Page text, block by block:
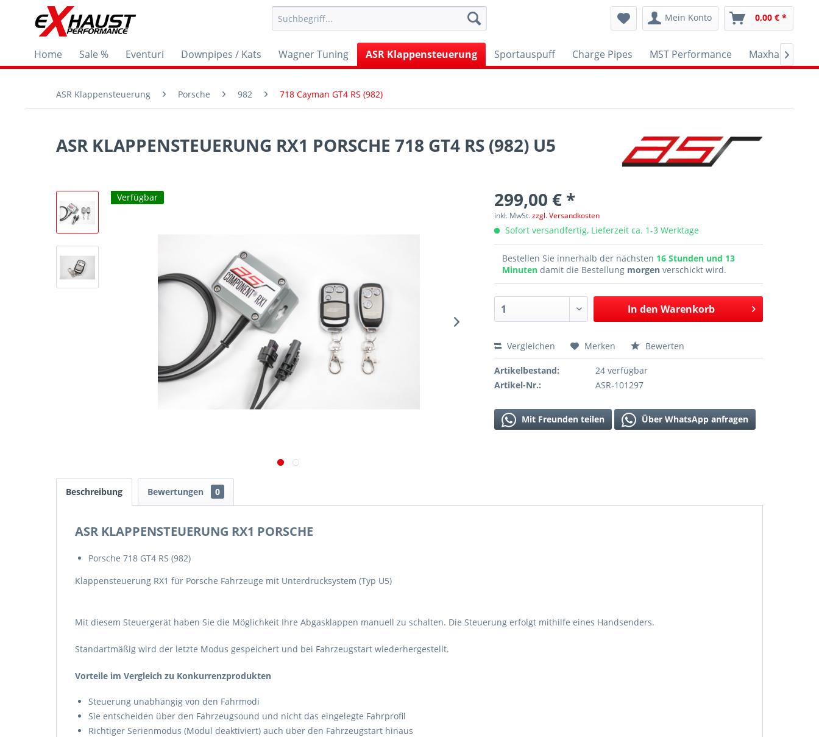
Mein Konto 0,00 € *
Home Sale % Eventuri Downpipes / Kats Wagner Tuning ASR Klappensteuerung Sportauspuff Charge Pipes MST Performance Maxhaust

ASR Klappensteuerung Porsche 982 718 Cayman GT4 RS (982)
ASR KLAPPENSTEUERUNG RX1 PORSCHE 718 GT4 RS (982) U5
Verfügbar 299,00 € *
inkl. MwSt.zzgl. Versandkosten
Sofort versandfertig, Lieferzeit ca. 1-3 Werktage
Bestellen Sie innerhalb der nächsten 16 Stunden und 13
Minutendamit die Bestellung morgen verschickt wird.
In den Warenkorb
Vergleichen Merken Bewerten
Artikelbestand:
24 verfügbar
Artikel-Nr.:
ASR-101297
Mit Freunden teilen Über WhatsApp anfragen
Beschreibung Bewertungen 0
ASR KLAPPENSTEUERUNG RX1 PORSCHE
Porsche 718 GT4 RS (982)
Klappensteuerung RX1 für Porsche Fahrzeuge mit Unterdrucksystem (Typ U5)
Mit diesem Steuergerät haben Sie die Möglichkeit Ihre Abgasklappen manuell zu schalten. Die Steuerung erfolgt mithilfe eines Handsenders.
Standartmäßig wird der letzte Modus gespeichert und bei Fahrzeugstart wiederhergestellt.
Vorteile im Vergleich zu Konkurrenzprodukten
Steuerung unabhängig von den Fahrmodi
Sie entscheiden über den Fahrzeugsound und nicht das eingelegte Fahrprofil
Richtiger Serienmodus (Modul deaktiviert) auch über den Fahrzeugstart hinaus